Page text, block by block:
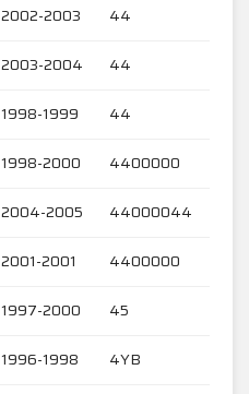
2002-2003 44
2003-2004 44
1998-1999 44
1998-2000 4400000
2004-2005 44000044
2001-2001 4400000
1997-2000 45
1996-1998 4YB